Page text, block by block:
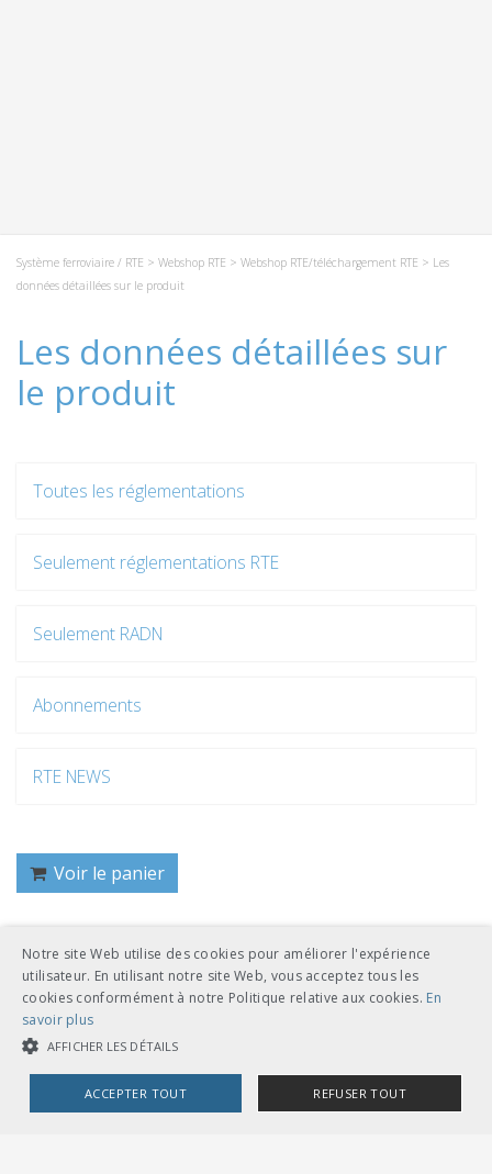
Système ferroviaire / RTE > Webshop RTE > Webshop RTE/téléchargement RTE > Les
données détaillées sur le produit
Les données détaillées sur
le produit
Toutes les réglementations
Seulement réglementations RTE
Seulement RADN
Abonnements
RTE NEWS
Voir le panier
Retour
UNION DES TRANSPORTS PUBLICS
Notre site Web utilise des cookies pour améliorer l'expérience
utilisateur. En utilisant notre site Web, vous acceptez tous les
cookies conformément à notre Politique relative aux cookies. En
savoir plus
AFFICHER LES DÉTAILS
ACCEPTER TOUT REFUSER TOUT